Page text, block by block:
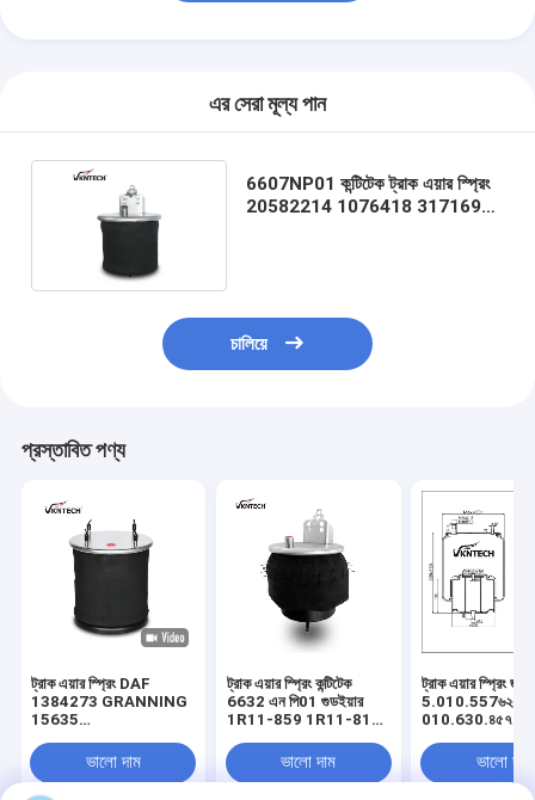
এর সেরা মূল্য পান
6607NP01 কন্টিটেক ট্রাক এয়ার স্প্রিং
20582214 1076418 3171695
চালিয়ে
প্রস্তাবিত পণ্য
ট্রাক এয়ার স্প্রিং DAF
1384273 GRANNING
15635
B2065 SAF 2918
2.228.0002.00
Contitech 810MB ৪র্থ
ভালো দাম
ট্রাক এয়ার স্প্রিং কন্টিটেক
6632 এন পি01 গুডইয়ার
1R11-859 1R11-816
566-22-3-560 566-
22-3-532 566-22-3-
ভালো দাম
ট্রাক এয়ার স্প্রিং জন্য
5.010.557৬২২।
010.630.৪৫৭
21978490
ContiTech
P01 VKNTECH
ভালো দাম